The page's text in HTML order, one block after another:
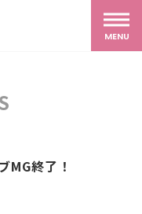
MENU
終了！